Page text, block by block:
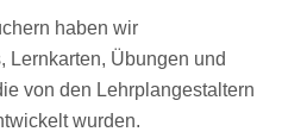
haben wir
Lernkarten, Übungen und
von den Lehrplangestaltern
wurden.